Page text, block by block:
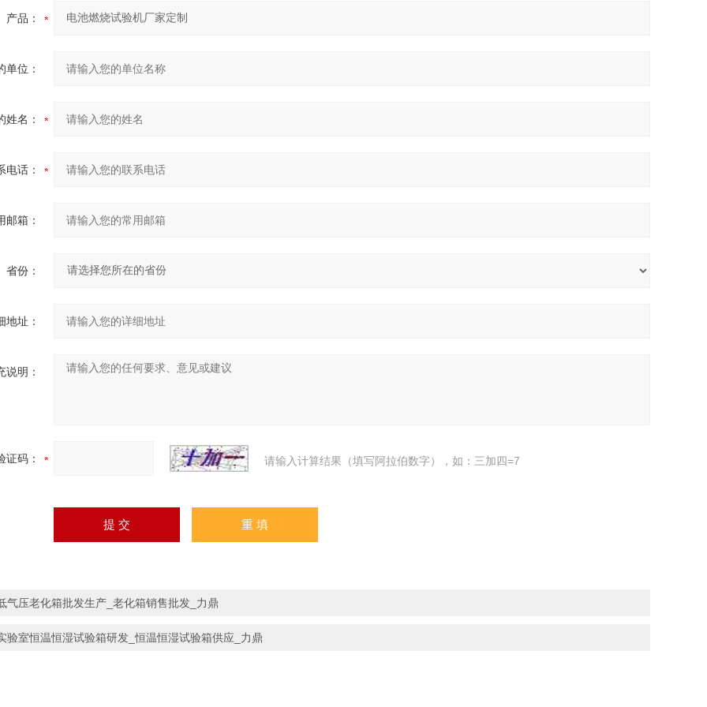
产品：
单位：
姓名：
电话：
邮箱：
省份：
地址：
说明：
证码： 请输入计算结果（填写阿拉伯数字），如：三加四=7
气压老化箱批发生产_老化箱销售批发_力鼎
验室恒温恒湿试验箱研发_恒温恒湿试验箱供应_力鼎